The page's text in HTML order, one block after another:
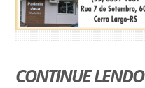
CONTINUE LENDO